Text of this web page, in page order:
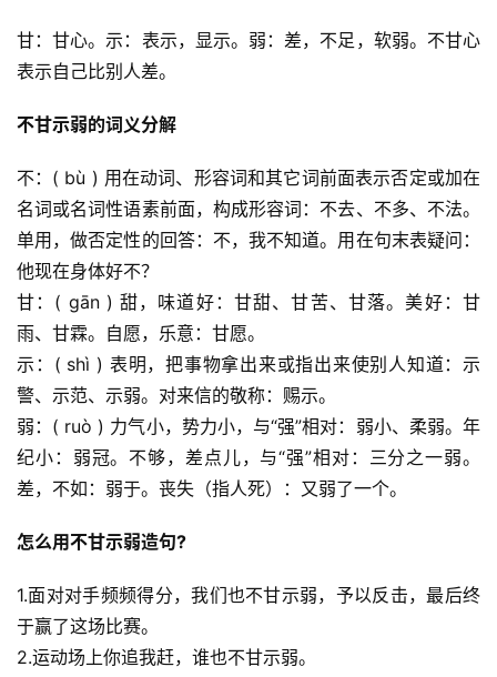
甘：甘心。示：表示，显示。弱：差，不足，软弱。不甘心
表示自己比别人差。
不甘示弱的词义分解
不：( bù ) 用在动词、形容词和其它词前面表示否定或加在
名词或名词性语素前面，构成形容词：不去、不多、不法。
单用，做否定性的回答：不，我不知道。用在句末表疑问：
他现在身体好不？
甘：( gān ) 甜，味道好：甘甜、甘苦、甘落。美好：甘
雨、甘霖。自愿，乐意：甘愿。
示：( shì ) 表明，把事物拿出来或指出来使别人知道：示
警、示范、示弱。对来信的敬称：赐示。
弱：( ruò ) 力气小，势力小，与“强”相对：弱小、柔弱。年
纪小：弱冠。不够，差点儿，与“强”相对：三分之一弱。
差，不如：弱于。丧失（指人死）：又弱了一个。
怎么用不甘示弱造句?
1.面对对手频频得分，我们也不甘示弱，予以反击，最后终
于赢了这场比赛。
2.运动场上你追我赶，谁也不甘示弱。